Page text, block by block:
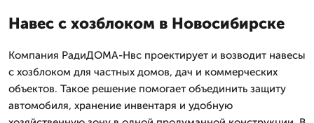
Навес с хозблоком в Новосибирске
Компания РадиДОМА-Нвс проектирует и возводит навесы
с хозблоком для частных домов, дач и коммерческих
объектов. Такое решение помогает объединить защиту
автомобиля, хранение инвентаря и удобную